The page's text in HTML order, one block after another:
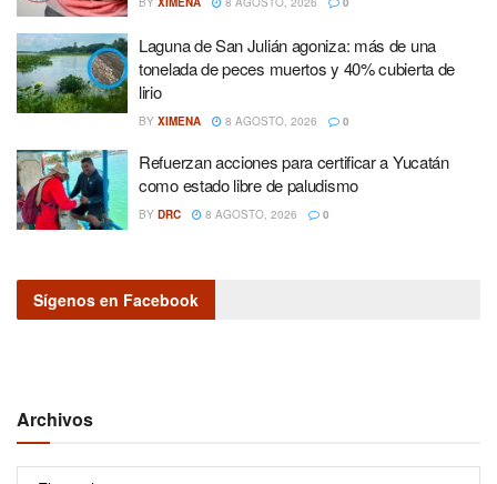
Laguna de San Julián agoniza: más de una
tonelada de peces muertos y 40% cubierta de
lirio
BY XIMENA 8 AGOSTO, 2026 0
Refuerzan acciones para certificar a Yucatán
como estado libre de paludismo
BY DRC 8 AGOSTO, 2026 0
Sígenos en Facebook
Archivos